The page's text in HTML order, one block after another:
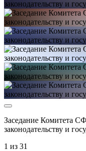
Заседание Комитета
законодательству и
1 из 31